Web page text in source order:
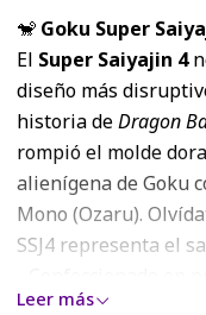
🐒 Goku Super
El Super Saiyajin 4
diseño más
historia deDragon
rompió el molde
alienígena de Goku
Mono (Ozaru).
SSJ4 representa el
estándar unisex y
Leer más